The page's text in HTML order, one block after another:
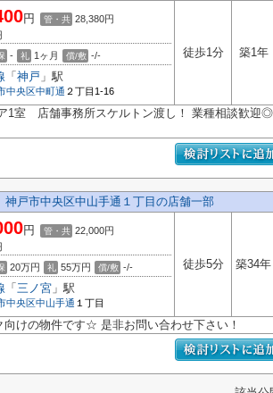
円 管・共 28,380円
- 礼 1ヶ月 償/敷 -/-
「 神戸 」駅
中央区中町通 ２丁目1-16
徒歩1分 築1年
室 店舗事務所スケルトン渡し！ 業種相談歓迎◎
神戸市中央区中山手通１丁目の店舗一部
円 管・共 22,000円
20万円 礼 55万円 償/敷 -/-
「 三ノ宮 」駅
中央区中山手通 １丁目
徒歩5分 築34年
けの物件です☆ 是非お問い合わせ下さい！